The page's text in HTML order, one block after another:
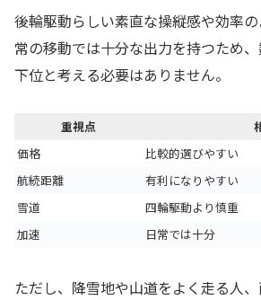
後輪駆動らしい素直な操縦感や効率
常の移動では十分な出力を持つため
下位と考える必要はありません。
重視点
価格
比較的選びやすい
航続距離
有利になりやすい
雪道
四輪駆動より慎重
加速
日常では十分
ただし、降雪地や山道をよく走る人